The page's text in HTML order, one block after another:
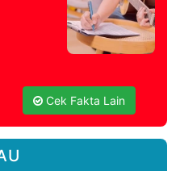
Cek Fakta Lain